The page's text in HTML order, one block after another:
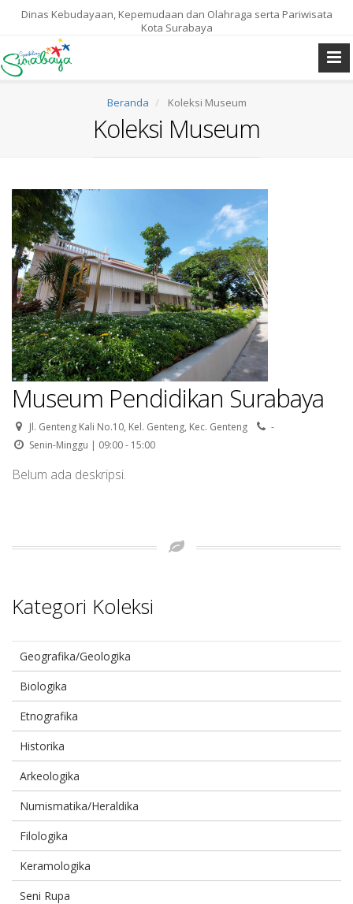
Dinas Kebudayaan, Kepemudaan dan Olahraga serta Pariwisata
Kota Surabaya
Beranda Koleksi Museum
Koleksi Museum
Museum Pendidikan Surabaya
Jl. Genteng Kali No.10, Kel. Genteng, Kec. Genteng
-
Senin-Minggu | 09:00 - 15:00
Belum ada deskripsi.
Kategori Koleksi
Geografika/Geologika
Biologika
Etnografika
Historika
Arkeologika
Numismatika/Heraldika
Filologika
Keramologika
Seni Rupa